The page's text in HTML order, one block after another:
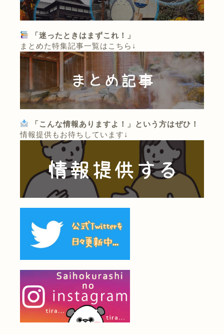
「迷ったときはまずこれ！」
まとめた特集記事一覧はこちら↓
「こんな情報ありますよ！」という方はぜひ！
情報提供もお待ちしています↓